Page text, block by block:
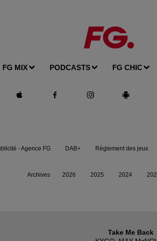
FG MIX PODCASTS FG CHIC
Take Me Back
- Agence FG DAB+ Règlement des jeux
Archives 2026 2025 2024